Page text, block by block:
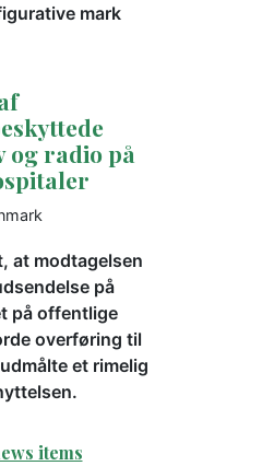
mark
og radio på
at modtagelsen
på
på offentlige
overføring til
et rimelig
items